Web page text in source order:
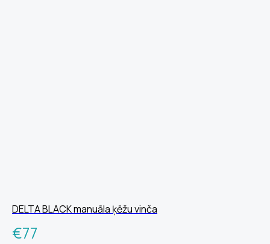
DELTA BLACK manuāla ķēžu vinča
€77